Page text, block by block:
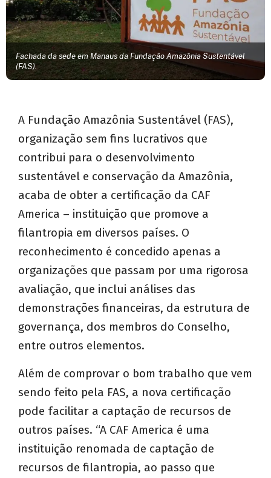
Fachada da sede em Manaus da Fundação Amazônia Sustentável
(FAS).
A Fundação Amazônia Sustentável (FAS),
organização sem fins lucrativos que
contribui para o desenvolvimento
sustentável e conservação da Amazônia,
acaba de obter a certificação da CAF
America – instituição que promove a
filantropia em diversos países. O
reconhecimento é concedido apenas a
organizações que passam por uma rigorosa
avaliação, que inclui análises das
demonstrações financeiras, da estrutura de
governança, dos membros do Conselho,
entre outros elementos.
Além de comprovar o bom trabalho que vem
sendo feito pela FAS, a nova certificação
pode facilitar a captação de recursos de
outros países. “A CAF America é uma
instituição renomada de captação de
recursos de filantropia, ao passo que